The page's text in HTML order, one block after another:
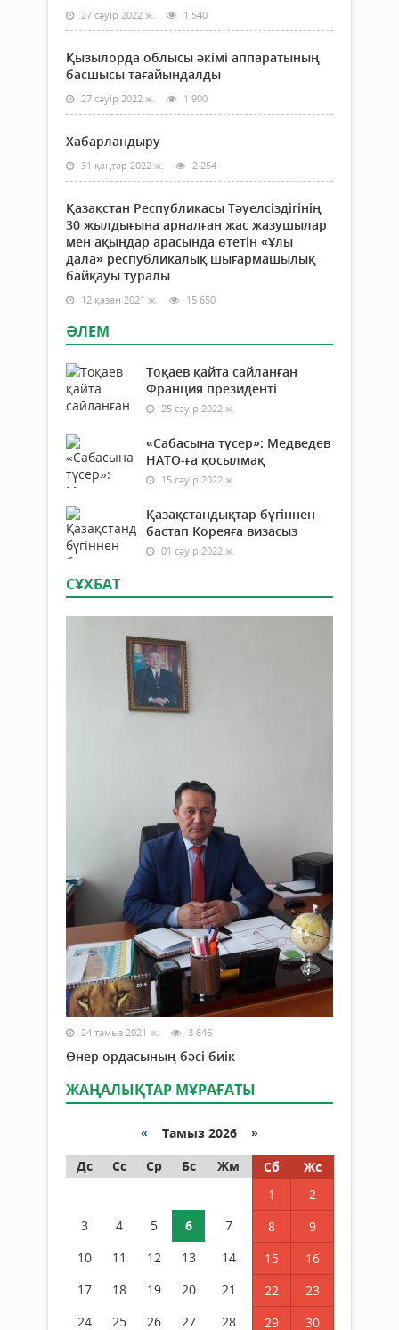
27 сәуір 2022 ж. 1 540
Қызылорда облысы әкімі аппаратының
басшысы тағайындалды
27 сәуір 2022 ж. 1 900
Хабарландыру
31 қаңтар 2022 ж. 2 254
Қазақстан Республикасы Тәуелсіздігінің
30 жылдығына арналған жас жазушылар
мен ақындар арасында өтетін «Ұлы
дала» республикалық шығармашылық
байқауы туралы
12 қазан 2021 ж. 15 650
ӘЛЕМ
Тоқаев қайта сайланған
Франция президенті
25 сәуір 2022 ж.
«Сабасына түсер»: Медведев
НАТО-ға қосылмақ
15 сәуір 2022 ж.
Қазақстандықтар бүгіннен
бастап Кореяға визасыз
01 сәуір 2022 ж.
СҰХБАТ
24 тамыз 2021 ж. 3 646
Өнер ордасының бәсі биік
ЖАҢАЛЫҚТАР МҰРАҒАТЫ
« Тамыз 2026 »
Дс
Сс Ср Бс Жм Сб
Жс
1
2
3
4 5 6 7 8
9
10
11 12 13 14 15
16
17
18 19 20 21 22
23
24
25 26 27 28 29 30